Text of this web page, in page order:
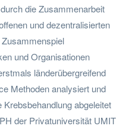
die Zusammenarbeit
und dezentralisierten
und Organisationen
länderübergreifend
Methoden analysiert und
abgeleitet
der Privatuniversität UMIT